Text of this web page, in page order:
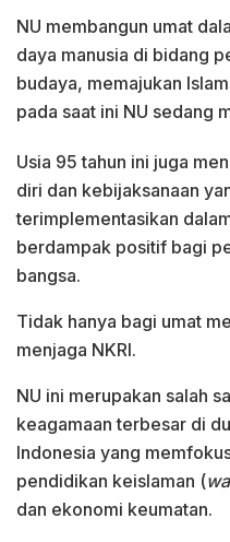
NU membangun umat
daya manusia di bidang
budaya, memajukan
pada saat ini NU sedang
Usia 95 tahun ini juga
diri dan kebijaksanaan
terimplementasikan
berdampak positif bagi
bangsa.
Tidak hanya bagi umat
menjaga NKRI.
NU ini merupakan salah
keagamaan terbesar di
Indonesia yang
pendidikan keislaman (
dan ekonomi keumatan.